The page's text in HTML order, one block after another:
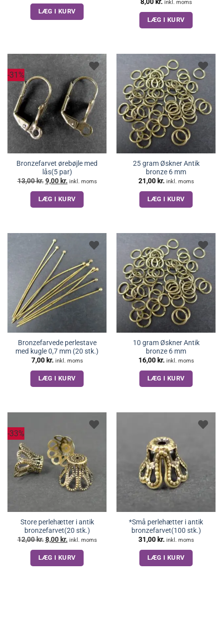
LÆG I KURV
8,00 kr. inkl. moms
LÆG I KURV
-31%
Bronzefarvet ørebøjle med
lås(5 par)
13,00kr. Den
oprindelige
pris
var:
13,00 kr..
9,00 kr.Den
aktuelle
pris
er:
9,00 kr..
inkl. moms
LÆG I KURV
25 gram Øskner Antik
bronze 6 mm
21,00 kr. inkl. moms
LÆG I KURV
Bronzefarvede perlestave
med kugle 0,7 mm (20 stk.)
7,00 kr. inkl. moms
LÆG I KURV
10 gram Øskner Antik
bronze 6 mm
16,00 kr. inkl. moms
LÆG I KURV
-33%
Store perlehætter i antik
bronzefarvet(20 stk.)
12,00kr. Den
oprindelige
pris
var:
12,00 kr..
8,00 kr.Den
aktuelle
pris
er:
8,00 kr..
inkl. moms
LÆG I KURV
*Små perlehætter i antik
bronzefarvet(100 stk.)
31,00 kr. inkl. moms
LÆG I KURV